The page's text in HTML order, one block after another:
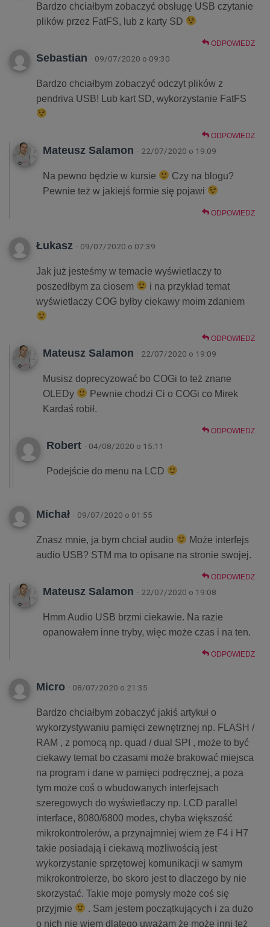
Bardzo chciałbym zobaczyć obsługę USB czytanie
plików przez FatFS, lub z karty SD
ODPOWIEDZ
Sebastian · 09/07/2020 o 09:30
Bardzo chciałbym zobaczyć odczyt plików z
pendriva USB! Lub kart SD, wykorzystanie FatFS
ODPOWIEDZ
Mateusz Salamon · 22/07/2020 o 19:09
Na pewno będzie w kursie
Czy na blogu?
Pewnie też w jakiejś formie się pojawi
ODPOWIEDZ
Łukasz · 09/07/2020 o 07:39
Jak już jesteśmy w temacie wyświetlaczy to
poszedłbym za ciosem
i na przykład temat
wyświetlaczy COG byłby ciekawy moim zdaniem
ODPOWIEDZ
Mateusz Salamon · 22/07/2020 o 19:09
Musisz doprecyzować bo COGi to też znane
OLEDy
Pewnie chodzi Ci o COGi co Mirek
Kardaś robił.
ODPOWIEDZ
Robert · 04/08/2020 o 15:11
Podejście do menu na LCD
Michał · 09/07/2020 o 01:55
Znasz mnie, ja bym chciał audio
Może interfejs
audio USB? STM ma to opisane na stronie swojej.
ODPOWIEDZ
Mateusz Salamon · 22/07/2020 o 19:08
Hmm Audio USB brzmi ciekawie. Na razie
opanowałem inne tryby, więc może czas i na ten.
ODPOWIEDZ
Micro · 08/07/2020 o 21:35
Bardzo chciałbym zobaczyć jakiś artykuł o
wykorzystywaniu pamięci zewnętrznej np. FLASH /
RAM , z pomocą np. quad / dual SPI , może to być
ciekawy temat bo czasami może brakować miejsca
na program i dane w pamięci podręcznej, a poza
tym może coś o wbudowanych interfejsach
szeregowych do wyświetlaczy np. LCD parallel
interface, 8080/6800 modes, chyba większość
mikrokontrolerów, a przynajmniej wiem że F4 i H7
takie posiadają i ciekawą możliwością jest
wykorzystanie sprzętowej komunikacji w samym
mikrokontrolerze, bo skoro jest to dlaczego by nie
skorzystać. Takie moje pomysły może coś się
przyjmie
. Sam jestem początkujących i za dużo
o nich nie wiem dlatego uważam że może inni też